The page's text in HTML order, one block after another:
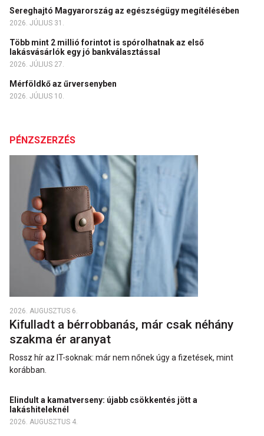
Sereghajtó Magyarország az egészségügy megítélésében
2026. JÚLIUS 31.
Több mint 2 millió forintot is spórolhatnak az első
lakásvásárlók egy jó bankválasztással
2026. JÚLIUS 27.
Mérföldkő az űrversenyben
2026. JÚLIUS 10.
PÉNZSZERZÉS
2026. AUGUSZTUS 6.
Kifulladt a bérrobbanás, már csak néhány
szakma ér aranyat
Rossz hír az IT-soknak: már nem nőnek úgy a fizetések, mint
korábban.
Elindult a kamatverseny: újabb csökkentés jött a
lakáshiteleknél
2026. AUGUSZTUS 4.